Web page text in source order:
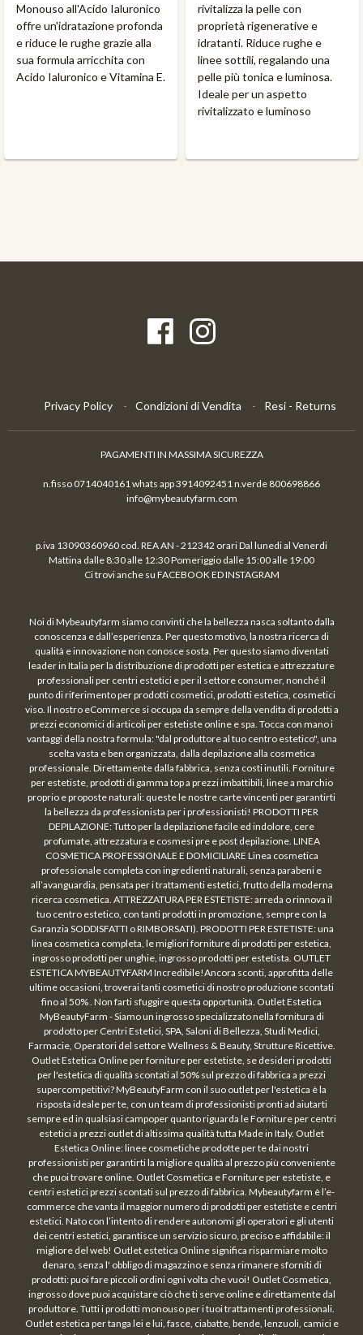
Monouso all'Acido Ialuronico
offre un'idratazione profonda
e riduce le rughe grazie alla
sua formula arricchita con
Acido Ialuronico e Vitamina E.
rivitalizza la pelle con
proprietà rigenerative e
idratanti. Riduce rughe e
linee sottili, regalando una
pelle più tonica e luminosa.
Ideale per un aspetto
rivitalizzato e luminoso
Privacy Policy Condizioni di Vendita Resi - Returns
PAGAMENTI IN MASSIMA SICUREZZA
n.fisso 0714040161 whats app 3914092451 n.verde 800698866
info@mybeautyfarm.com
p.iva 13090360960 cod. REA AN - 212342 orari Dal lunedi al Venerdi
Mattina dalle 8:30 alle 12:30 Pomeriggio dalle 15:00 alle 19:00
Ci trovi anche su FACEBOOK ED INSTAGRAM
Noi di Mybeautyfarm siamo convinti che la bellezza nasca soltanto dalla
conoscenza e dall’esperienza. Per questo motivo, la nostra ricerca di
qualità e innovazione non conosce sosta. Per questo siamo diventati
leader in Italia per la distribuzione di prodotti per estetica e attrezzature
professionali per centri estetici e per il settore consumer, nonché il
punto di riferimento per prodotti cosmetici, prodotti estetica, cosmetici
viso. Il nostro eCommerce si occupa da sempre della vendita di prodotti a
prezzi economici di articoli per estetiste online e spa. Tocca con mano i
vantaggi della nostra formula: "dal produttore al tuo centro estetico", una
scelta vasta e ben organizzata, dalla depilazione alla cosmetica
professionale. Direttamente dalla fabbrica, senza costi inutili. Forniture
per estetiste, prodotti di gamma top a prezzi imbattibili, linee a marchio
proprio e proposte naturali: queste le nostre carte vincenti per garantirti
la bellezza da professionista per i professionisti! PRODOTTI PER
DEPILAZIONE: Tutto per la depilazione facile ed indolore, cere
profumate, attrezzatura e cosmesi pre e post depilazione. LINEA
COSMETICA PROFESSIONALE E DOMICILIARE Linea cosmetica
professionale completa con ingredienti naturali, senza parabeni e
all’avanguardia, pensata per i trattamenti estetici, frutto della moderna
ricerca cosmetica. ATTREZZATURA PER ESTETISTE: arreda o rinnova il
tuo centro estetico, con tanti prodotti in promozione, sempre con la
Garanzia SODDISFATTI o RIMBORSATI). PRODOTTI PER ESTETISTE: una
linea cosmetica completa, le migliori forniture di prodotti per estetica,
ingrosso prodotti per unghie, ingrosso prodotti per estetista. OUTLET
ESTETICA MYBEAUTYFARM Incredibile!Ancora sconti, approfitta delle
ultime occasioni, troverai tanti cosmetici di nostro produzione scontati
fino al 50% . Non farti sfuggire questa opportunità. Outlet Estetica
MyBeautyFarm - Siamo un ingrosso specializzato nella fornitura di
prodotto per Centri Estetici, SPA, Saloni di Bellezza, Studi Medici,
Farmacie, Operatori del settore Wellness & Beauty, Strutture Ricettive.
Outlet Estetica Online per forniture per estetiste, se desideri prodotti
per l'estetica di qualità scontati al 50% sul prezzo di fabbrica a prezzi
supercompetitivi? MyBeautyFarm con il suo outlet per l'estetica è la
risposta ideale per te, con un team di professionisti pronti ad aiutarti
sempre ed in qualsiasi campoper quanto riguarda le Forniture per centri
estetici a prezzi outlet di altissima qualità tutta Made in Italy. Outlet
Estetica Online: linee cosmetiche prodotte per te dai nostri
professionisti per garantirti la migliore qualità al prezzo più conveniente
che puoi trovare online. Outlet Cosmetica e Forniture per estetiste, e
centri estetici prezzi scontati sul prezzo di fabbrica. Mybeautyfarm è l’e-
commerce che vanta il maggior numero di prodotti per estetiste e centri
estetici. Nato con l’intento di rendere autonomi gli operatori e gli utenti
dei centri estetici, garantisce un servizio sicuro, preciso e affidabile: il
migliore del web! Outlet estetica Online significa risparmiare molto
denaro, senza l' obbligo di magazzino e senza rimanere sforniti di
prodotti: puoi fare piccoli ordini ogni volta che vuoi! Outlet Cosmetica,
ingrosso dove puoi acquistare ciò che ti serve online e direttamente dal
produttore. Tutti i prodotti monouso per i tuoi trattamenti professionali.
Outlet estetica per tanga lei e lui, fasce, ciabatte, bende, lenzuoli, camici e